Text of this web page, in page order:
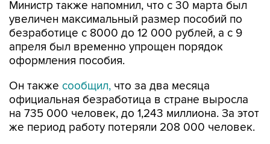
безработице с 8000 до 12 000 рублей, а с 9
апреля был временно упрощен порядок
оформления пособия.
Он такжесообщил,что за два месяца
на 735 000 человек, до 1,243 миллиона. За этот
же период работу потеряли 208 000 человек.
Минтруда Антон Котяков коронавирус